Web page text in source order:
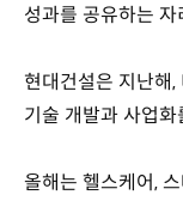
성과를 공유하는 자
현대건설은 지난해
기술 개발과 사업
올해는 헬스케어,